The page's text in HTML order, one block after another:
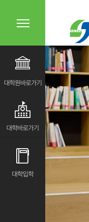
대학원바로가기
대학바로가기
대학입학